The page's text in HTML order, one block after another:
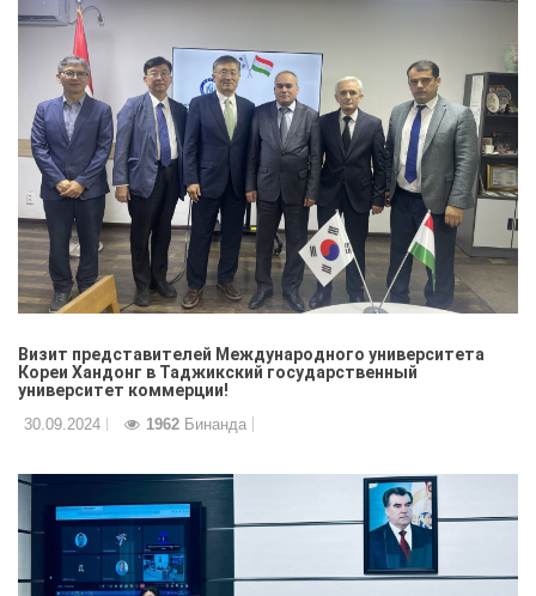
Визит представителей Международного университета
Кореи Хандонг в Таджикский государственный
университет коммерции!
30.09.2024 1962 Бинанда